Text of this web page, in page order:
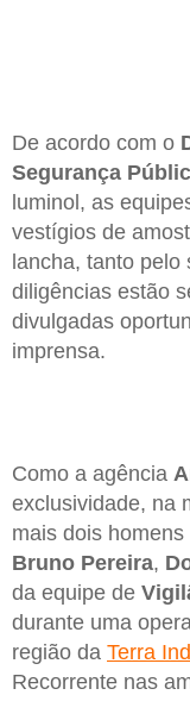
De acordo com o
Segurança
luminol, as
vestígios de
lancha, tanto pelo
diligências estão
divulgadas
imprensa.
Como a agência
exclusividade, na
mais dois
Bruno Pereira,
da equipe de
durante uma
região da Terra
Recorrente nas